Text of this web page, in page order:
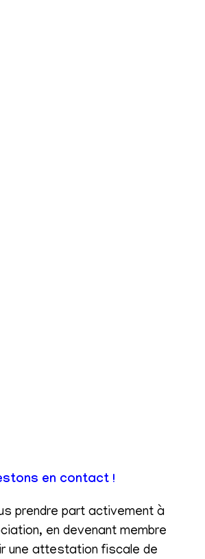
en contact !
prendre part activement à
en devenant membre
une attestation fiscale de